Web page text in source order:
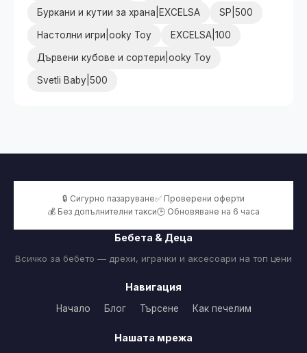
Буркани и кутии за храна|EXCELSA SP|500
Настолни игри|ooky Toy EXCELSA|100
Дървени кубове и сортери|ooky Toy
Svetli Baby|500
🔒 Сигурно пазаруване✅ Проверени оферти
💰 Без допълнителни такси🕒 Обновяване на 6 часа
Бебета & Деца
Всичко за бебето — дрехи, играчки и аксесоари на топ цени
Навигация
Начало Блог Търсене Как печелим
Нашата мрежа